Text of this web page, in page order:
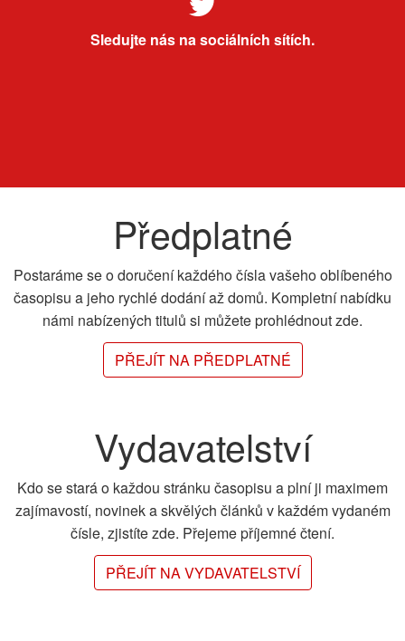
Sledujte nás na sociálních sítích.
Předplatné
Postaráme se o doručení každého čísla vašeho oblíbeného
časopisu a jeho rychlé dodání až domů. Kompletní nabídku
námi nabízených titulů si můžete prohlédnout zde.
PŘEJÍT NA PŘEDPLATNÉ
Vydavatelství
Kdo se stará o každou stránku časopisu a plní ji maximem
zajímavostí, novinek a skvělých článků v každém vydaném
čísle, zjistíte zde. Přejeme příjemné čtení.
PŘEJÍT NA VYDAVATELSTVÍ